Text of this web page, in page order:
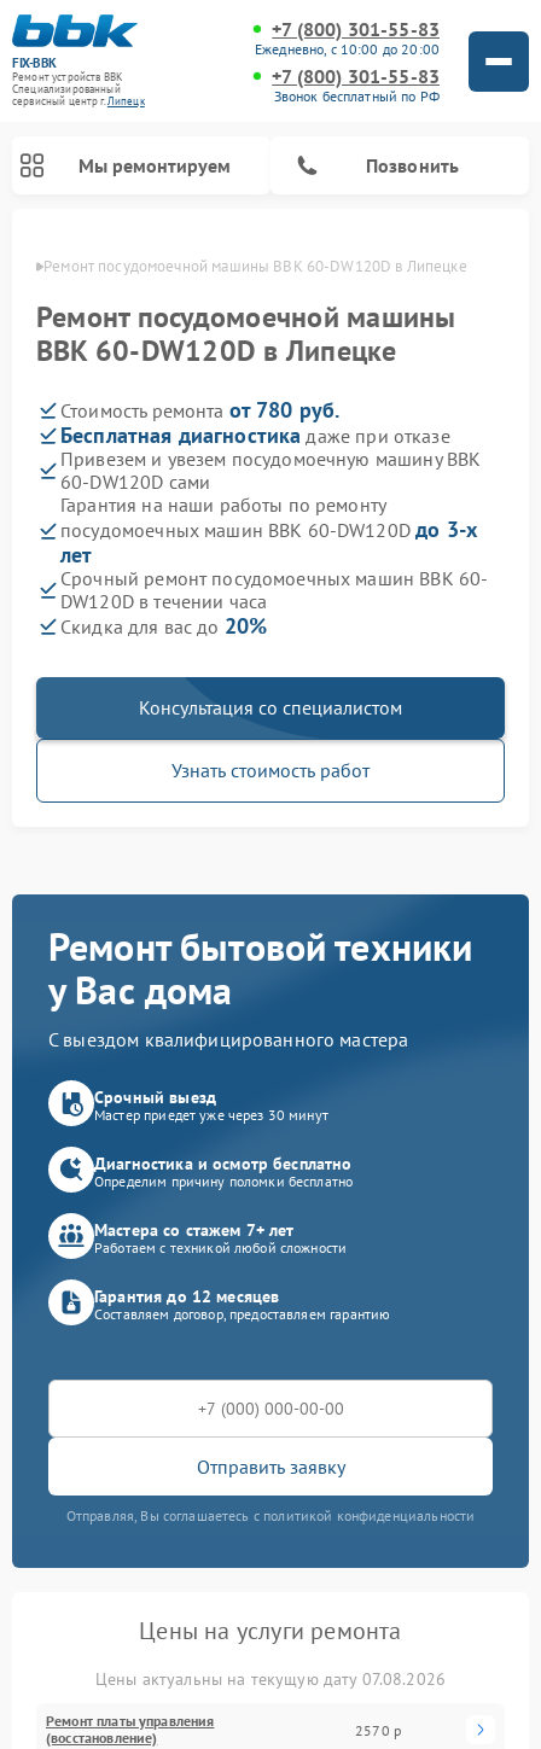
FIX-BBK
Ремонт устройств BBK
Специализированный
cервисный центр г.Липецк
+7 (800) 301-55-83
Ежедневно, с 10:00 до 20:00
+7 (800) 301-55-83
Звонок бесплатный по РФ
Мы ремонтируем Позвонить
Ремонт посудомоечной машины BBK 60-DW120D в Липецке
Ремонт посудомоечной машины
BBK 60-DW120D в Липецке
Стоимость ремонта от 780 руб.
Бесплатная диагностика даже при отказе
Привезем и увезем посудомоечную машину BBK
60-DW120D сами
Гарантия на наши работы по ремонту
посудомоечных машин BBK 60-DW120Dдо 3-х
лет
Срочный ремонт посудомоечных машин BBK 60-
DW120D в течении часа
Скидка для вас до 20%
Консультация со специалистом
Узнать стоимость работ
Ремонт бытовой техники
у Вас дома
С выездом квалифицированного мастера
Срочный выезд
Мастер приедет уже через 30 минут
Диагностика и осмотр бесплатно
Определим причину поломки бесплатно
Мастера со стажем 7+ лет
Работаем с техникой любой сложности
Гарантия до 12 месяцев
Составляем договор, предоставляем гарантию
Отправить заявку
Отправляя, Вы соглашаетесь с политикой конфиденциальности
Цены на услуги ремонта
Цены актуальны на текущую дату 07.08.2026
Ремонт платы управления
(восстановление)
2570 р